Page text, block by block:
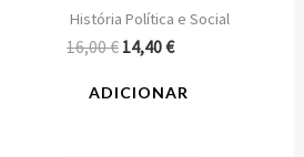
História Política e Social
16,00€ 14,40€
ADICIONAR